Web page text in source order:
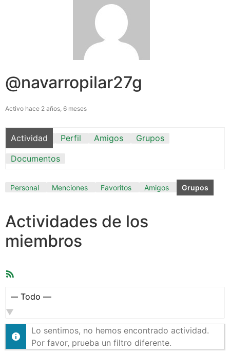
@navarropilar27g
Activo hace 2 años, 6 meses
Actividad Perfil Amigos
Grupos
Documentos
Personal Menciones Favoritos Amigos Grupos
Actividades de los
miembros
Mostrar:
Lo sentimos, no hemos encontrado actividad.
Por favor, prueba un filtro diferente.